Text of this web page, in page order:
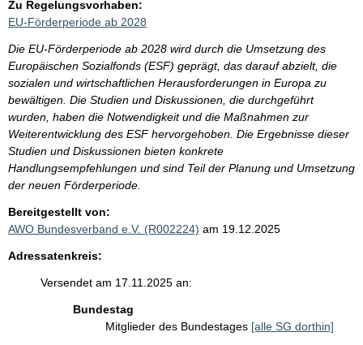
Zu Regelungsvorhaben:
EU-Förderperiode ab 2028
Die EU-Förderperiode ab 2028 wird durch die Umsetzung des
Europäischen Sozialfonds (ESF) geprägt, das darauf abzielt, die
sozialen und wirtschaftlichen Herausforderungen in Europa zu
bewältigen. Die Studien und Diskussionen, die durchgeführt
wurden, haben die Notwendigkeit und die Maßnahmen zur
Weiterentwicklung des ESF hervorgehoben. Die Ergebnisse dieser
Studien und Diskussionen bieten konkrete
Handlungsempfehlungen und sind Teil der Planung und Umsetzung
der neuen Förderperiode.
Bereitgestellt von:
AWO Bundesverband e.V. (R002224) am 19.12.2025
Adressatenkreis:
Versendet am 17.11.2025 an:
Bundestag
Mitglieder des Bundestages [alle SG dorthin]